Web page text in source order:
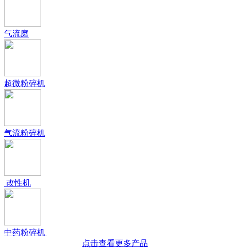
气流磨
超微粉碎机
气流粉碎机
改性机
中药粉碎机
点击查看更多产品